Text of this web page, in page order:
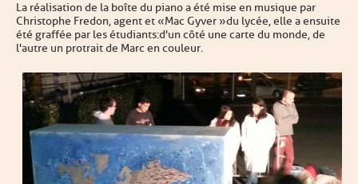
La réalisation de la boîte du piano a été mise en musique par
Christophe Fredon, agent et « Mac Gyver » du lycée, elle a ensuite
été graffée par les étudiants:d'un côté une carte du monde, de
l'autre un protrait de Marc en couleur.